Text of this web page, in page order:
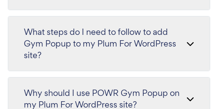
What steps do I need to follow to add
Gym Popup to my Plum For WordPress
site?
Why should I use POWR Gym Popup on
my Plum For WordPress site?